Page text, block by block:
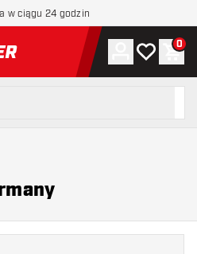
w ciągu 24 godzin
strony głównej
Konto
Moja lista
0